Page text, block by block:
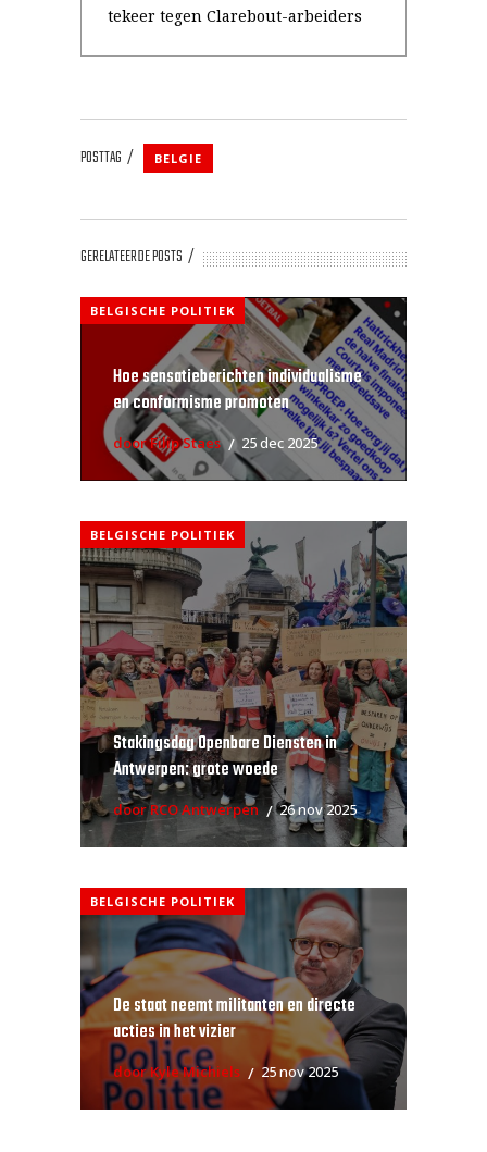
tekeer tegen Clarebout-arbeiders
POSTTAG BELGIE
GERELATEERDE POSTS
BELGISCHE POLITIEK
Hoe sensatieberichten individualisme
en conformisme promoten
door Filip Staes 25 dec 2025
BELGISCHE POLITIEK
Stakingsdag Openbare Diensten in
Antwerpen: grote woede
door RCO Antwerpen 26 nov 2025
BELGISCHE POLITIEK
De staat neemt militanten en directe
acties in het vizier
door Kyle Michiels 25 nov 2025